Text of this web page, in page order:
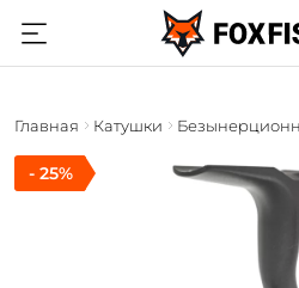
Главная Катушки
- 25%